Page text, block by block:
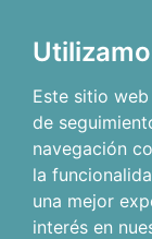
Este sitio
de
navegación
la
una mejor
interés en